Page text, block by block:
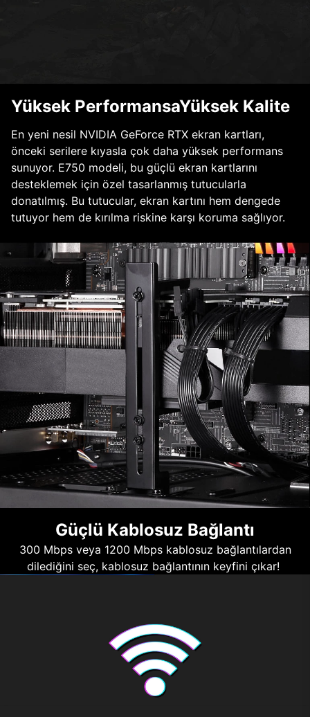
Yüksek PerformansaYüksek Kalite
En yeni nesil NVIDIA GeForce RTX ekran kartları,
önceki serilere kıyasla çok daha yüksek performans
sunuyor. E750 modeli, bu güçlü ekran kartlarını
desteklemek için özel tasarlanmış tutucularla
donatılmış. Bu tutucular, ekran kartını hem dengede
tutuyor hem de kırılma riskine karşı koruma sağlıyor.
Güçlü Kablosuz Bağlantı
300 Mbps veya 1200 Mbps kablosuz bağlantılardan
dilediğini seç, kablosuz bağlantının keyfini çıkar!